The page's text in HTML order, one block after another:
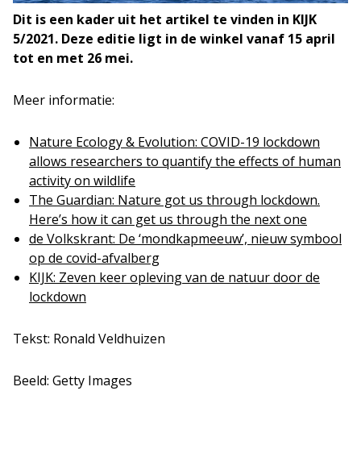
Dit is een kader uit het artikel te vinden in KIJK
5/2021. Deze editie ligt in de winkel vanaf 15 april
tot en met 26 mei.
Meer informatie:
Nature Ecology & Evolution: COVID-19 lockdown
allows researchers to quantify the effects of human
activity on wildlife
The Guardian: Nature got us through lockdown.
Here’s how it can get us through the next one
de Volkskrant: De ‘mondkapmeeuw’, nieuw symbool
op de covid-afvalberg
KIJK: Zeven keer opleving van de natuur door de
lockdown
Tekst: Ronald Veldhuizen
Beeld: Getty Images